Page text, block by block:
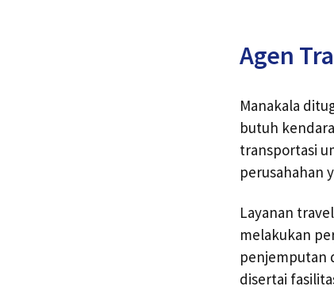
Agen
Manakala
butuh
transportasi
perusahahan
Layanan
melakukan
penjemputan
disertai